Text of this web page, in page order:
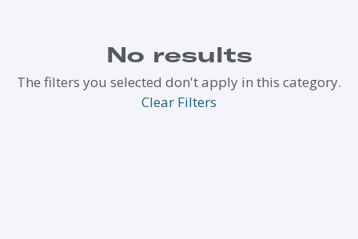
No results
The filters you selected don't apply in this category.
Clear Filters